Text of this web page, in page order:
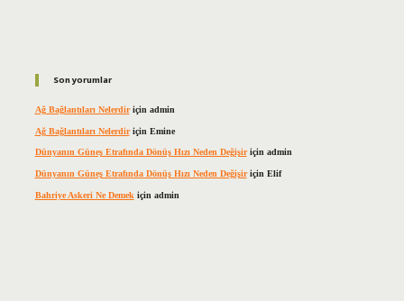
Son yorumlar
Ağ Bağlantıları Nelerdiriçin admin
Ağ Bağlantıları Nelerdiriçin Emine
Dünyanın Güneş Etrafında Dönüş Hızı Neden Değişiriçin admin
Dünyanın Güneş Etrafında Dönüş Hızı Neden Değişiriçin Elif
Bahriye Askeri Ne Demek için admin